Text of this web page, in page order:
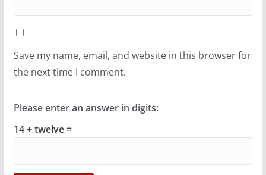
Save my name, email, and website in this browser for
the next time I comment.
Please enter an answer in digits:
14 + twelve =